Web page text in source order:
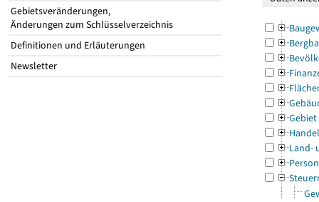
Gebietsveränderungen,
Änderungen zum Schlüsselverzeichnis
Definitionen und Erläuterungen
Newsletter
Gebiet
Land-